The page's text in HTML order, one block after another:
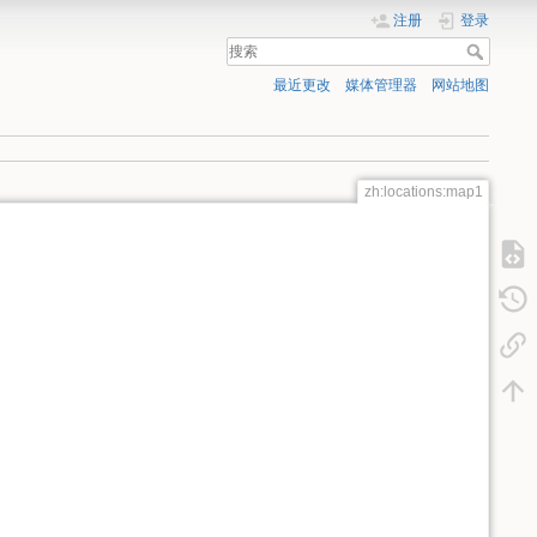
注册 登录
最近更改 媒体管理器 网站地图
zh:locations:map1